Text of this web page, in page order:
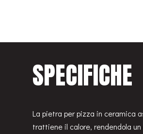
SPECIFICHE
La pietra per pizza in ceramica
trattiene il calore, rendendola